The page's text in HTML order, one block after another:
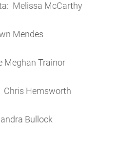
Melissa McCarthy
Mendes
Meghan Trainor
Chris Hemsworth
Bullock